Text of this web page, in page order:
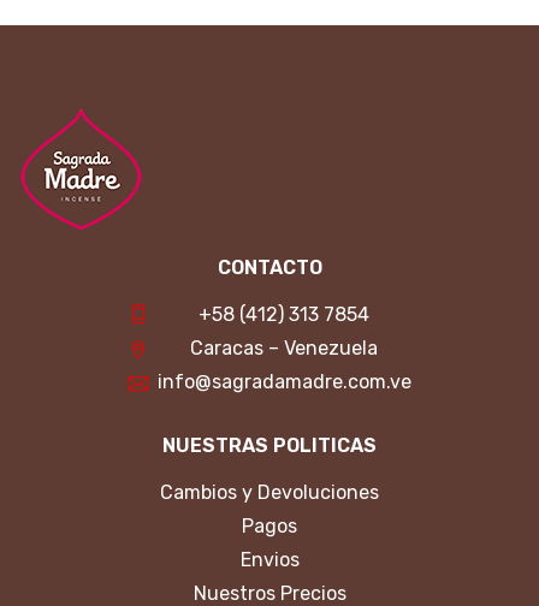
CONTACTO
+58 (412) 313 7854
Caracas – Venezuela
info@sagradamadre.com.ve
NUESTRAS POLITICAS
Cambios y Devoluciones
Pagos
Envios
Nuestros Precios